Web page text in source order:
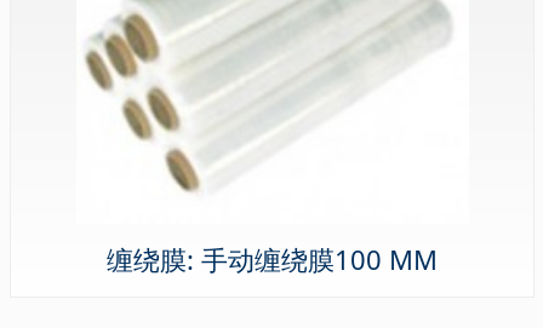
缠绕膜: 手动缠绕膜100 MM